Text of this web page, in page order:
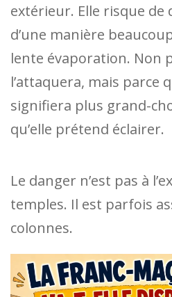
extérieur. Elle risque de
d’une manière
lente évaporation. Non
l’attaquera, mais parce
signifiera plus grand-
qu’elle prétend éclairer.
Le danger n’est pas à
temples. Il est parfois
colonnes.